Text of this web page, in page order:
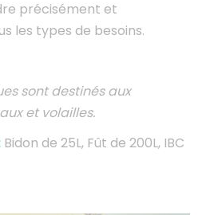
précisément et
les types de besoins.
sont destinés aux
et volailles.
Bidon de 25L, Fût de 200L, IBC